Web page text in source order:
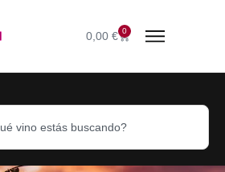
0,00 € 0